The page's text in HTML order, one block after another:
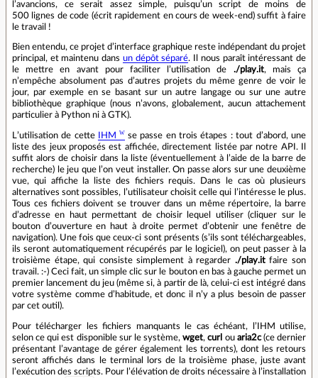
lʼavancions, ce serait assez simple, puisquʼun script de moins de
500 lignes de code (écrit rapidement en cours de week‑end) suffit à faire
le travail !
Bien entendu, ce projet d’interface graphique reste indépendant du projet
principal, et maintenu dans un dépôt séparé. Il nous paraît intéressant de
le mettre en avant pour faciliter lʼutilisation de ./play.it, mais ça
nʼempêche absolument pas dʼautres projets du même genre de voir le
jour, par exemple en se basant sur un autre langage ou sur une autre
bibliothèque graphique (nous nʼavons, globalement, aucun attachement
particulier à Python ni à GTK).
Lʼutilisation de cette IHM
se passe en trois étapes : tout dʼabord, une
liste des jeux proposés est affichée, directement listée par notre API. Il
suffit alors de choisir dans la liste (éventuellement à lʼaide de la barre de
recherche) le jeu que lʼon veut installer. On passe alors sur une deuxième
vue, qui affiche la liste des fichiers requis. Dans le cas où plusieurs
alternatives sont possibles, lʼutilisateur choisit celle qui lʼintéresse le plus.
Tous ces fichiers doivent se trouver dans un même répertoire, la barre
dʼadresse en haut permettant de choisir lequel utiliser (cliquer sur le
bouton dʼouverture en haut à droite permet dʼobtenir une fenêtre de
navigation). Une fois que ceux‑ci sont présents (sʼils sont téléchargeables,
ils seront automatiquement récupérés par le logiciel), on peut passer à la
troisième étape, qui consiste simplement à regarder ./play.itfaire son
travail. :-) Ceci fait, un simple clic sur le bouton en bas à gauche permet un
premier lancement du jeu (même si, à partir de là, celui‑ci est intégré dans
votre système comme dʼhabitude, et donc il nʼy a plus besoin de passer
par cet outil).
Pour télécharger les fichiers manquants le cas échéant, lʼIHM utilise,
selon ce qui est disponible sur le système,wget,curl ou aria2c(ce dernier
présentant lʼavantage de gérer également les torrents), dont les retours
seront affichés dans le terminal lors de la troisième phase, juste avant
lʼexécution des scripts. Pour lʼélévation de droits nécessaire à lʼinstallation